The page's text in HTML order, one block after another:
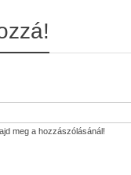
meg a hozzászólásánál!